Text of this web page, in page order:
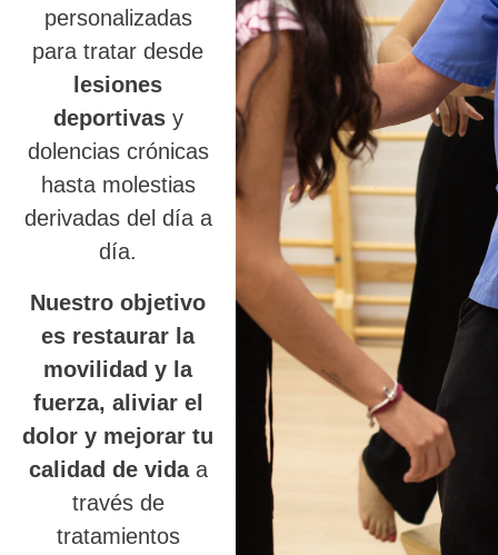
personalizadas
para tratar desde
lesiones
deportivasy
dolencias crónicas
hasta molestias
derivadas del día a
día.
Nuestro objetivo
es restaurar la
movilidad y la
fuerza, aliviar el
dolor y mejorar tu
calidad de vidaa
través de
tratamientos